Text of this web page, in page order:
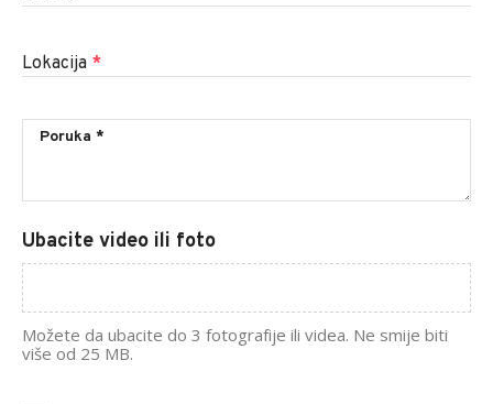
Lokacija *
Ubacite video ili foto
Možete da ubacite do 3 fotografije ili videa. Ne smije biti
više od 25 MB.